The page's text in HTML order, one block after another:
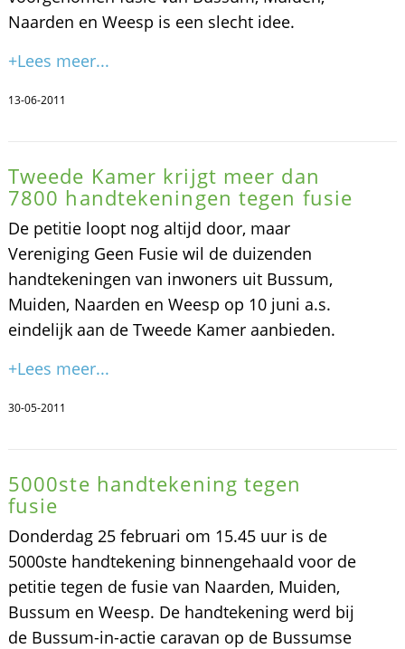
Naarden en Weesp is een slecht idee.
+Lees meer...
13-06-2011
Tweede Kamer krijgt meer dan
7800 handtekeningen tegen fusie
De petitie loopt nog altijd door, maar
Vereniging Geen Fusie wil de duizenden
handtekeningen van inwoners uit Bussum,
Muiden, Naarden en Weesp op 10 juni a.s.
eindelijk aan de Tweede Kamer aanbieden.
+Lees meer...
30-05-2011
5000ste handtekening tegen
fusie
Donderdag 25 februari om 15.45 uur is de
5000ste handtekening binnengehaald voor de
petitie tegen de fusie van Naarden, Muiden,
Bussum en Weesp. De handtekening werd bij
de Bussum-in-actie caravan op de Bussumse